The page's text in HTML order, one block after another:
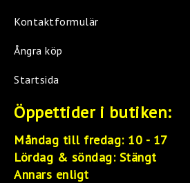
Kontaktformulär
Ångra köp
Startsida
Öppettider i butiken:
Måndag till fredag: 10 - 17
Lördag & söndag: Stängt
Annars enligt